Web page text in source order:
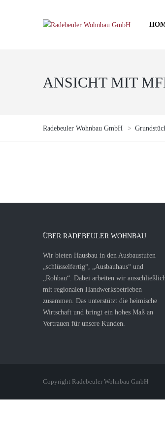
ANSICHT MIT
Radebeuler Wohnbau GmbH >
ÜBER RADEBEULER WOHNBAU
Wir bieten Hausbau in den Ausbaustufen
„schlüsselfertig“, „Ausbauhaus“ und
„Rohbau“. Dabei arbeiten wir
mit regionalen Handwerksbetrieben
zusammen. Das unterstützt die heimische
Wirtschaft und bringt ein hohes Maß an
Vertrauen für unsere Kunden.
Copyright Radebeuler Wohnbau GmbH